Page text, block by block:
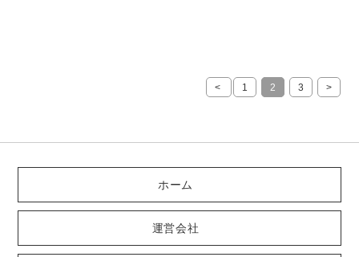
< 1 2 3 >
ホーム
運営会社